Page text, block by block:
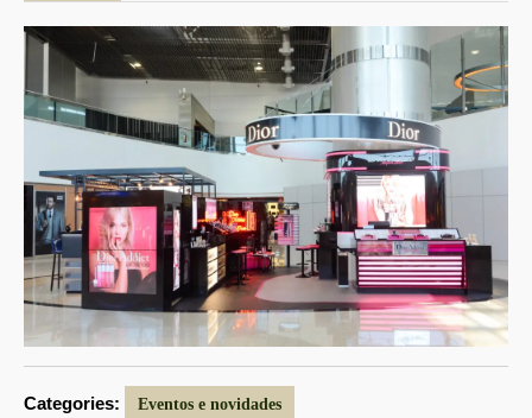
de
2014
Categories: Eventos e novidades